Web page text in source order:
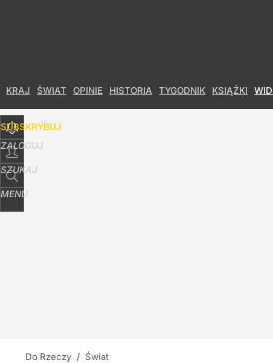
KRAJ ŚWIAT OPINIE HISTORIA TYGODNIK KSIĄŻKI
SUBSKRYBUJ
ZALOGUJ
SZUKAJ
MENU
Do Rzeczy / Świat